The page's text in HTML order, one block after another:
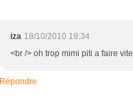
iza 18/10/2010 19:34
<br /> oh trop mimi piti a faire
Répondre